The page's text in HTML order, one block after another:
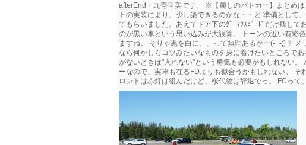
afterEnd・九壱里美です。 ※【麗しのパトカー】まとめ
トの実装により、少し楽できるのかな・・と 準備として
てもらいました。あえてドア下のﾀﾞｰﾏﾂｽﾋﾟｰﾄﾞだけ残し
のが黒い車という思い込みが大誤算。 トーンの近い有彩
ますね。 そりゃ黒を白に、、って無理あるかー(-_-;)？
なら何かしらコツみたいなものを身に着けたいところで
がないときは"入れない"という勇気も必要かもしれない
ーなので、実車も在るFDよりも似合うかもしれない。
ロントは赤灯は組んだけど、桜代紋は辞退でっ。 FCって